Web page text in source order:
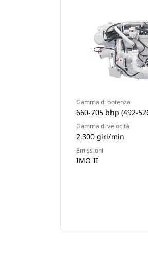
Gamma di potenza
660-705 bhp (492-
Gamma di velocità
2.300 giri/min
Emissioni
IMO II